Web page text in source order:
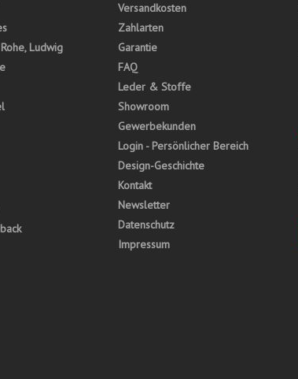
Ludwig
Versandkosten
Zahlarten
Garantie
FAQ
Leder & Stoffe
Showroom
Gewerbekunden
Login - Persönlicher Bereich
Design-Geschichte
Kontakt
Newsletter
Datenschutz
Impressum